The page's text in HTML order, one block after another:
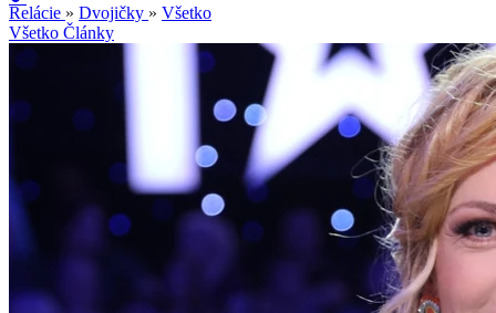
Relácie » Dvojičky » Všetko
Všetko Články